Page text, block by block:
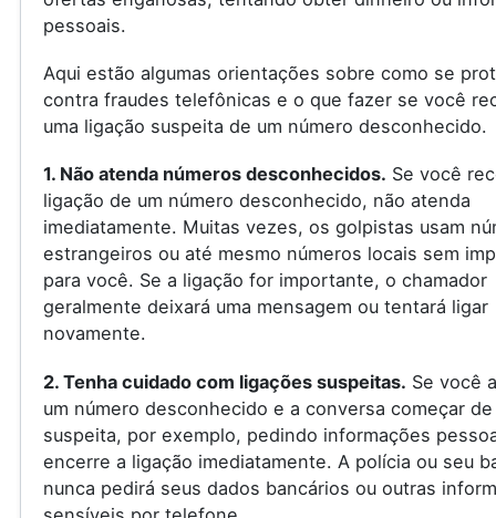
pessoais.
Aqui estão algumas orientações sobre como se
contra fraudes telefônicas e o que fazer se você
uma ligação suspeita de um número desconhecido.
1. Não atenda números desconhecidos. Se você
ligação de um número desconhecido, não atenda
imediatamente. Muitas vezes, os golpistas usam
estrangeiros ou até mesmo números locais sem
para você. Se a ligação for importante, o chamador
geralmente deixará uma mensagem ou tentará ligar
novamente.
2. Tenha cuidado com ligações suspeitas. Se você
um número desconhecido e a conversa começar
suspeita, por exemplo, pedindo informações
encerre a ligação imediatamente. A polícia ou seu
nunca pedirá seus dados bancários ou outras